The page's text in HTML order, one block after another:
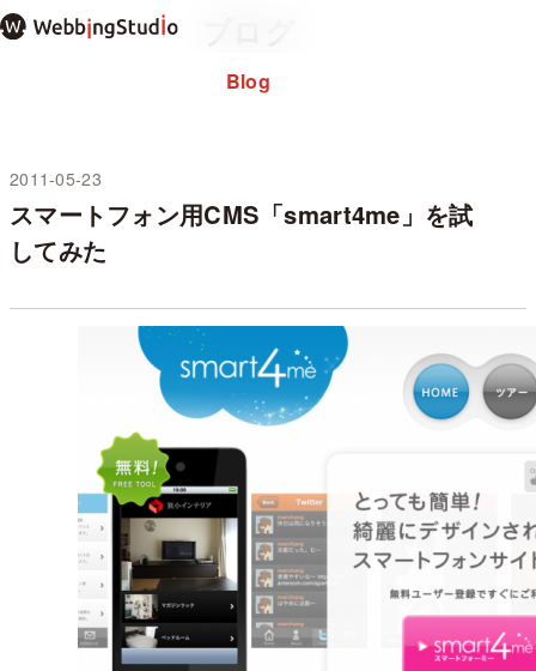
本
文
ッ
Blog
2011-05-23
未分類
スマートフォン用CMS「smart4me」を試
してみた
Home
過去のブログ
✕ メニューを閉じる